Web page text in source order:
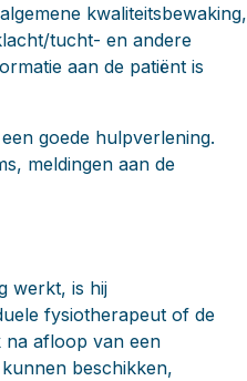
kwaliteitsbewaking,
tucht- en andere
aan de patiënt is
goede hulpverlening.
meldingen aan de
werkt, is hij
fysiotherapeut of de
na afloop van een
beschikken,